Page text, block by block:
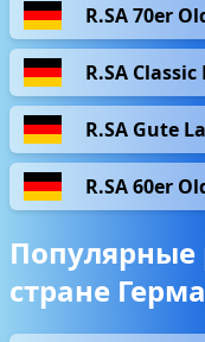
R.SA 70er
R.SA Classic
R.SA Gute
R.SA 60er
Популярные
стране